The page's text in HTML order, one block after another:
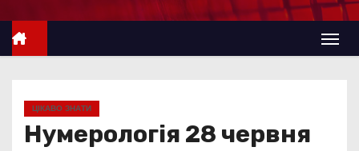
е
ЦІКАВО ЗНАТИ
Нумерологія 28 червня